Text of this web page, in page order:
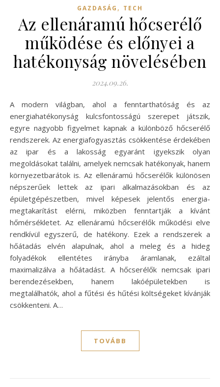
GAZDASÁG , TECH
Az ellenáramú hőcserélő
működése és előnyei a
hatékonyság növelésében
2024.09.26.
A modern világban, ahol a fenntarthatóság és az
energiahatékonyság kulcsfontosságú szerepet játszik,
egyre nagyobb figyelmet kapnak a különböző hőcserélő
rendszerek. Az energiafogyasztás csökkentése érdekében
az ipar és a lakosság egyaránt igyekszik olyan
megoldásokat találni, amelyek nemcsak hatékonyak, hanem
környezetbarátok is. Az ellenáramú hőcserélők különösen
népszerűek lettek az ipari alkalmazásokban és az
épületgépészetben, mivel képesek jelentős energia-
megtakarítást elérni, miközben fenntartják a kívánt
hőmérsékletet. Az ellenáramú hőcserélők működési elve
rendkívül egyszerű, de hatékony. Ezek a rendszerek a
hőátadás elvén alapulnak, ahol a meleg és a hideg
folyadékok ellentétes irányba áramlanak, ezáltal
maximalizálva a hőátadást. A hőcserélők nemcsak ipari
berendezésekben, hanem lakóépületekben is
megtalálhatók, ahol a fűtési és hűtési költségeket kívánják
csökkenteni. A…
TOVÁBB